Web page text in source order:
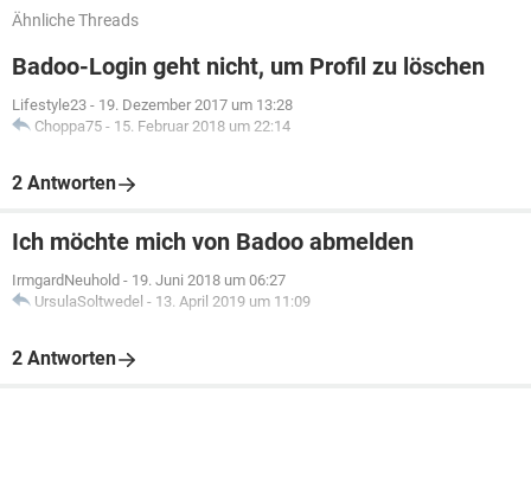
Ähnliche Threads
Badoo-Login geht nicht, um Profil zu löschen
Lifestyle23 - 19. Dezember 2017 um 13:28
Choppa75 - 15. Februar 2018 um 22:14
2 Antworten
Ich möchte mich von Badoo abmelden
IrmgardNeuhold - 19. Juni 2018 um 06:27
UrsulaSoltwedel - 13. April 2019 um 11:09
2 Antworten